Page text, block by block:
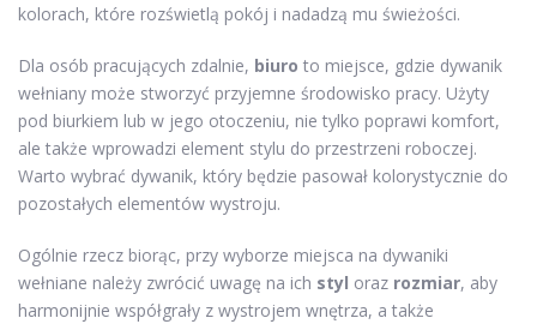
kolorach, które rozświetlą pokój i nadadzą mu świeżości.
Dla osób pracujących zdalnie, biuro to miejsce, gdzie dywanik
wełniany może stworzyć przyjemne środowisko pracy. Użyty
pod biurkiem lub w jego otoczeniu, nie tylko poprawi komfort,
ale także wprowadzi element stylu do przestrzeni roboczej.
Warto wybrać dywanik, który będzie pasował kolorystycznie do
pozostałych elementów wystroju.
Ogólnie rzecz biorąc, przy wyborze miejsca na dywaniki
wełniane należy zwrócić uwagę na ich styl oraz rozmiar, aby
harmonijnie współgrały z wystrojem wnętrza, a także